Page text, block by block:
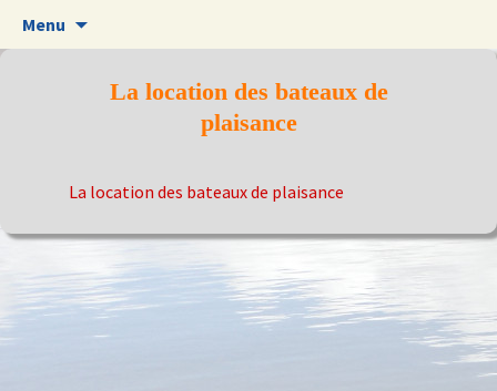
Menu
La location des bateaux de
plaisance
La location des bateaux de plaisance